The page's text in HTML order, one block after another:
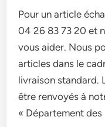
Pour un article
04 26 83 73 20 et
vous aider. Nous
articles dans le
livraison standard.
être renvoyés à
« Département des